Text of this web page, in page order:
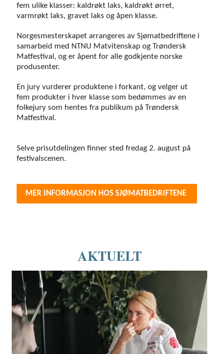
fem ulike klasser: kaldrøkt laks, kaldrøkt ørret,
varmrøkt laks, gravet laks og åpen klasse.
Norgesmesterskapet arrangeres av Sjømatbedriftene i
samarbeid med NTNU Matvitenskap og Trøndersk
Matfestival, og er åpent for alle godkjente norske
produsenter.
En jury vurderer produktene i forkant, og velger ut
fem produkter i hver klasse som bedømmes av en
folkejury som hentes fra publikum på Trøndersk
Matfestival.
Selve prisutdelingen finner sted fredag 2. august på
festivalscenen.
MER INFORMASJON HOS SJØMATBEDRIFTENE
AKTUELT